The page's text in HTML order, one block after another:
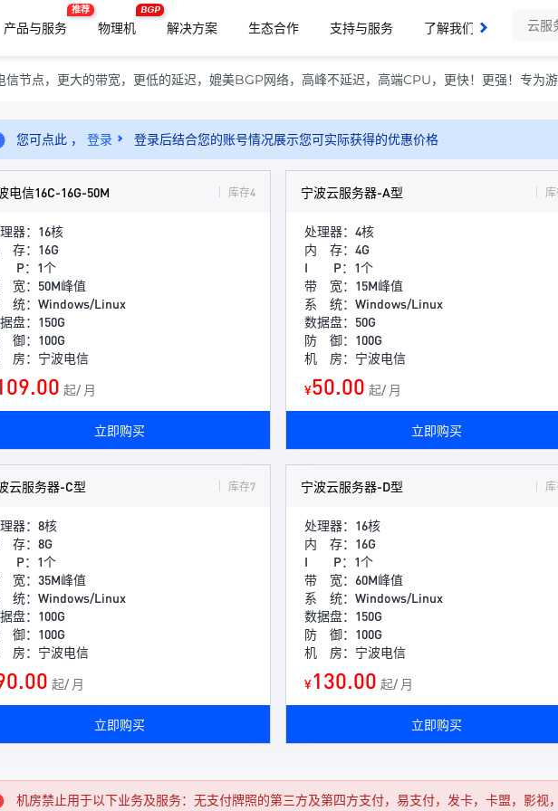
产品与服务
推荐
物理机
BGP
解决方案 生态合作 支持与服务
了解我们
信节点，更大的带宽，更低的延迟，媲美BGP网络，高峰不延迟，高端CPU，更快！更强！专为游
您可点此 ， 登录 登录后结合您的账号情况展示您可实际获得的优惠价格
电信16C-16G-50M 库存4
器：16核
存：16G
：1个
宽：50M峰值
统：Windows/Linux
盘：150G
御：100G
房：宁波电信
起/ 月
立即购买
宁波云服务器-A型
处理器：4核
内 存：4G
I P：1个
带 宽：15M峰值
系 统：Windows/Linux
数据盘：50G
防 御：100G
机 房：宁波电信
¥50.00 起/ 月
立即购买
云服务器-C型 库存7
器：8核
存：8G
：1个
宽：35M峰值
统：Windows/Linux
盘：100G
御：100G
房：宁波电信
起/ 月
立即购买
宁波云服务器-D型
处理器：16核
内 存：16G
I P：1个
带 宽：60M峰值
系 统：Windows/Linux
数据盘：150G
防 御：100G
机 房：宁波电信
¥130.00 起/ 月
立即购买
机房禁止用于以下业务及服务：无支付牌照的第三方及第四方支付，易支付，发卡，卡盟，影视